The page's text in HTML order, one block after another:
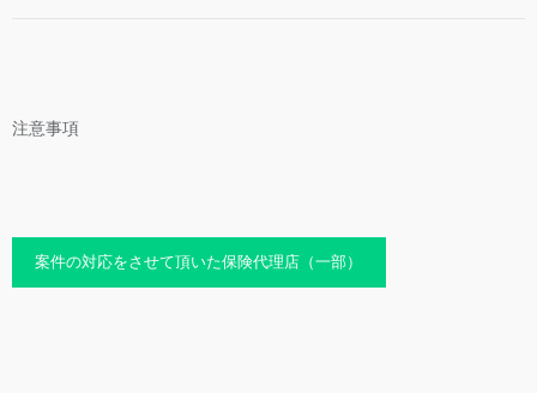
注意事項
案件の対応をさせて頂いた保険代理店（一部）